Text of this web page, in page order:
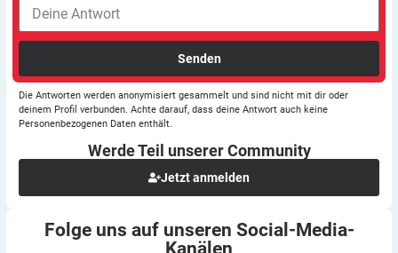
Senden
Die Antworten werden anonymisiert gesammelt und sind nicht mit dir oder
deinem Profil verbunden. Achte darauf, dass deine Antwort auch keine
Personenbezogenen Daten enthält.
Werde Teil unserer Community
Jetzt anmelden
Folge uns auf unseren Social-Media-
Kanälen